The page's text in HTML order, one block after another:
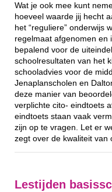
Wat je ook mee kunt
hoeveel waarde jij hecht
het “reguliere” onderwijs
regelmaat afgenomen en
bepalend voor de
schoolresultaten van het
schooladvies voor de
Jenaplanscholen en
deze manier van
verplichte cito- eindtoets
eindtoets staan vaak
zijn op te vragen. Let er
zegt over de kwaliteit van
Lestijden